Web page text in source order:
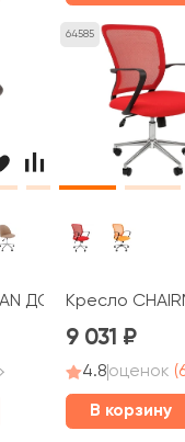
ДОМ 118
64585
Кресло
9 031
4.8оценок
В корзину